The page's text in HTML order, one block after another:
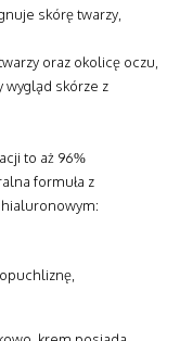
skórę twarzy,
oraz okolicę oczu,
wygląd skórze z
to aż 96%
formuła z